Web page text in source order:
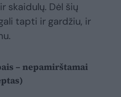
skaidulų. Dėl šių
tapti ir gardžiu, ir
– nepamirštamai